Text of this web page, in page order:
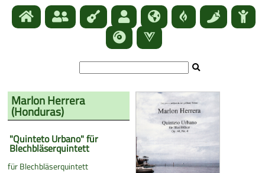
Marlon Herrera
(Honduras)
"Quinteto Urbano" für
Blechbläserquintett
für Blechbläserquintett